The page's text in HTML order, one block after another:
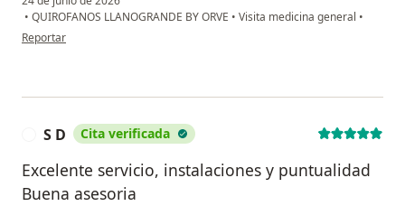
• QUIROFANOS LLANOGRANDE BY ORVE • Visita medicina general •
en opinión del usuario Wladimir Cardona
Reportar
S D Cita verificada
Excelente servicio, instalaciones y puntualidad
Buena asesoria